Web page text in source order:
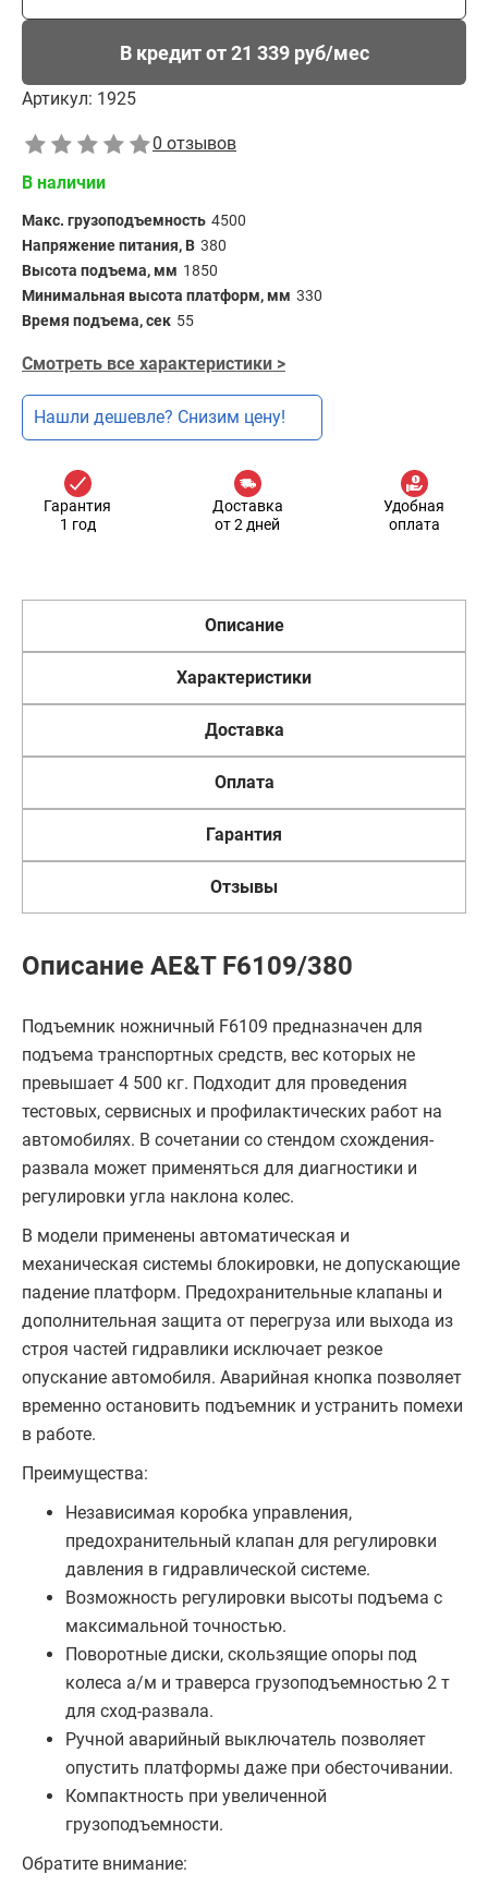
В кредит от 21 339 руб/мес
Артикул: 1925
0 отзывов
В наличии
Макс. грузоподъемность 4500
Напряжение питания, В 380
Высота подъема, мм 1850
Минимальная высота платформ, мм 330
Время подъема, сек 55
Смотреть все характеристики >
Нашли дешевле? Снизим цену!
Гарантия
1 год
Доставка
от 2 дней
Удобная
оплата
Описание
Характеристики
Доставка
Оплата
Гарантия
Отзывы
Описание AE&T F6109/380
Подъемник ножничный F6109 предназначен для
подъема транспортных средств, вес которых не
превышает 4 500 кг. Подходит для проведения
тестовых, сервисных и профилактических работ на
автомобилях. В сочетании со стендом схождения-
развала может применяться для диагностики и
регулировки угла наклона колес.
В модели применены автоматическая и
механическая системы блокировки, не допускающие
падение платформ. Предохранительные клапаны и
дополнительная защита от перегруза или выхода из
строя частей гидравлики исключает резкое
опускание автомобиля. Аварийная кнопка позволяет
временно остановить подъемник и устранить помехи
в работе.
Преимущества:
Независимая коробка управления,
предохранительный клапан для регулировки
давления в гидравлической системе.
Возможность регулировки высоты подъема с
максимальной точностью.
Поворотные диски, скользящие опоры под
колеса а/м и траверса грузоподъемностью 2 т
для сход-развала.
Ручной аварийный выключатель позволяет
опустить платформы даже при обесточивании.
Компактность при увеличенной
грузоподъемности.
Обратите внимание: